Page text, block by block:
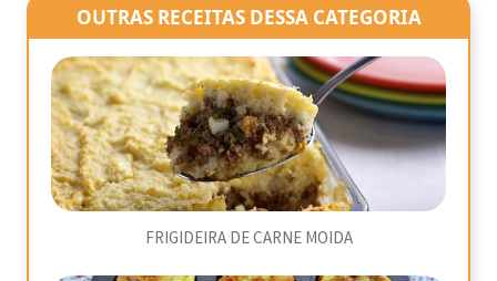
OUTRAS RECEITAS DESSA CATEGORIA
FRIGIDEIRA DE CARNE MOIDA